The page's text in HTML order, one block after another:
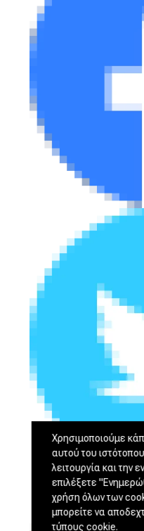
Χρησιμοποιούμε
αυτού του
λειτουργία και την
επιλέξετε
χρήση όλων των
μπορείτε να
τύπους cookie.